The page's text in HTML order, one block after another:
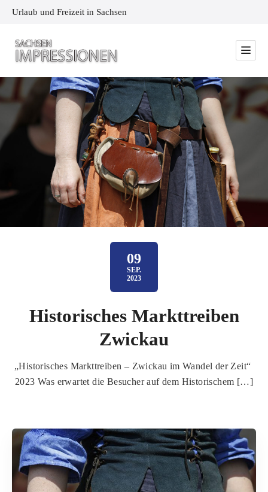
Urlaub und Freizeit in Sachsen
09
SEP.
2023
Historisches Markttreiben
Zwickau
„Historisches Markttreiben – Zwickau im Wandel der Zeit“
2023 Was erwartet die Besucher auf dem Historischem […]